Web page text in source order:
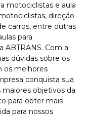
motociclistas e aula
direção
carros, entre outras
para
ABTRANS. Com a
dúvidas sobre os
os melhores
conquista sua
maiores objetivos da
para obter mais
para nossos